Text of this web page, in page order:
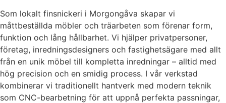
Som lokalt finsnickeri i Morgongåva skapar vi
måttbeställda möbler och träarbeten som förenar form,
funktion och lång hållbarhet. Vi hjälper privatpersoner,
företag, inredningsdesigners och fastighetsägare med allt
från en unik möbel till kompletta inredningar – alltid med
hög precision och en smidig process. I vår verkstad
kombinerar vi traditionellt hantverk med modern teknik
som CNC-bearbetning för att uppnå perfekta passningar,